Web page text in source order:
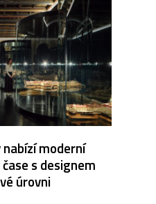
moderní
s designem
úrovni